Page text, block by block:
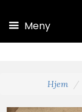
Meny
Hjem